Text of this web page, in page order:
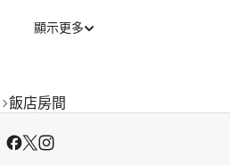
顯示更多
飯店房間